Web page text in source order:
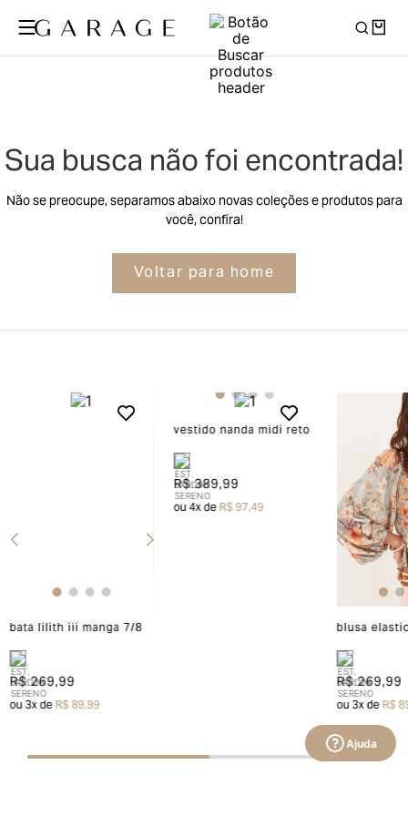
Ajuda
Sua busca não foi encontrada!
Não se preocupe, separamos abaixo novas coleções e produtos para
você, confira!
Voltar para home
bata lilith iii manga 7/8
R$ 269,99
ou3x deR$ 89,99
vestido nanda midi reto
R$ 389,99
ou4x deR$ 97,49
blusa
R$ 269,99
ou3x deR$